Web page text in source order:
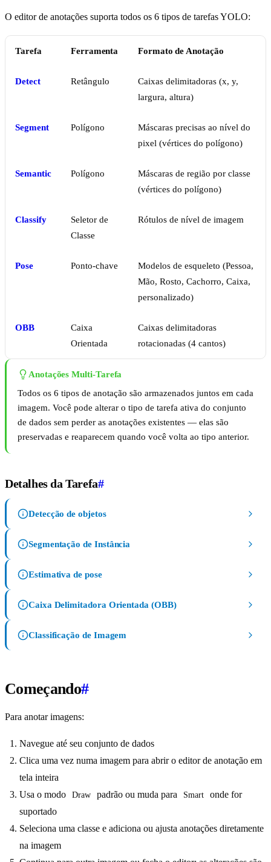
O editor de anotações suporta todos os 6 tipos de tarefas YOLO:
Tarefa Ferramenta Formato de Anotação
Detect Retângulo
Caixas delimitadoras (x, y,
largura, altura)
Segment Polígono
Máscaras precisas ao nível do
pixel (vértices do polígono)
Semantic Polígono
Máscaras de região por classe
(vértices do polígono)
Classify
Seletor de
Classe
Rótulos de nível de imagem
Pose Ponto-chave
Modelos de esqueleto (Pessoa,
Mão, Rosto, Cachorro, Caixa,
personalizado)
OBB
Caixa
Orientada
Caixas delimitadoras
rotacionadas (4 cantos)
Anotações Multi-Tarefa
Todos os 6 tipos de anotação são armazenados juntos em cada
imagem. Você pode alterar o tipo de tarefa ativa do conjunto
de dados sem perder as anotações existentes — elas são
preservadas e reaparecem quando você volta ao tipo anterior.
Detalhes da Tarefa#
Detecção de objetos
Segmentação de Instância
Estimativa de pose
Caixa Delimitadora Orientada (OBB)
Classificação de Imagem
Começando#
Para anotar imagens:
Navegue até seu conjunto de dados
Clica uma vez numa imagem para abrir o editor de anotação em
tela inteira
Usa o modo
Draw padrão ou muda para Smart
onde for
suportado
Seleciona uma classe e adiciona ou ajusta anotações diretamente
na imagem